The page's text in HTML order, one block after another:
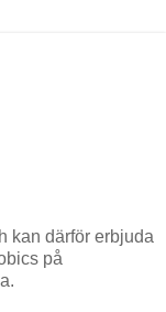
kan därför erbjuda
på